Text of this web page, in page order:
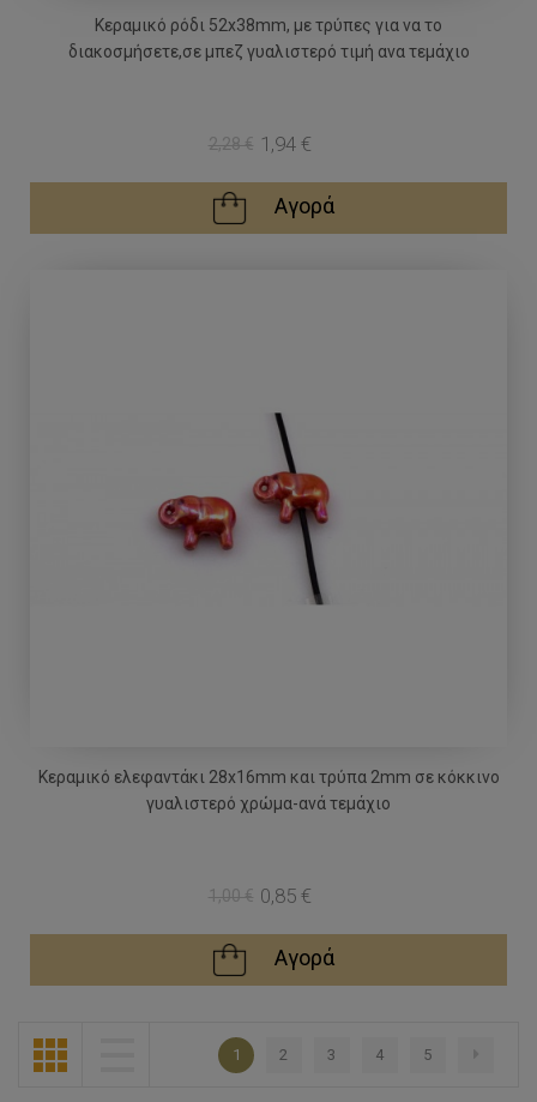
Κεραμικό ρόδι 52x38mm, με τρύπες για να το
διακοσμήσετε,σε μπεζ γυαλιστερό τιμή ανα τεμάχιο
2,28 € 1,94 €
Αγορά
Κεραμικό ελεφαντάκι 28x16mm και τρύπα 2mm σε κόκκινο
γυαλιστερό χρώμα-ανά τεμάχιο
1,00 € 0,85 €
Αγορά
1 2 3 4 5